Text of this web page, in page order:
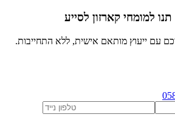
למומחי קארזון לסייע
עם ייעוץ מותאם אישית, ללא התחייבות.